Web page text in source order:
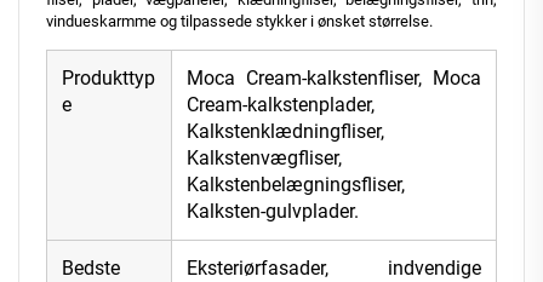
vindueskarmme og tilpassede stykker i ønsket størrelse.
Produkttyp
e
Moca Cream-kalkstenfliser, Moca
Cream-kalkstenplader,
Kalkstenklædningfliser,
Kalkstenvægfliser,
Kalkstenbelægningsfliser,
Kalksten-gulvplader.
Bedste
Eksteriørfasader, indvendige